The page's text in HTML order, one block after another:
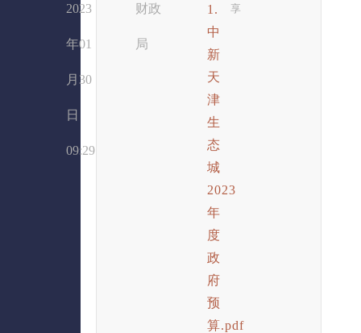
2023
年01
月30
日
09:29
财政
局
享
1.
中
新
天
津
生
态
城
2023
年
度
政
府
预
算.pdf